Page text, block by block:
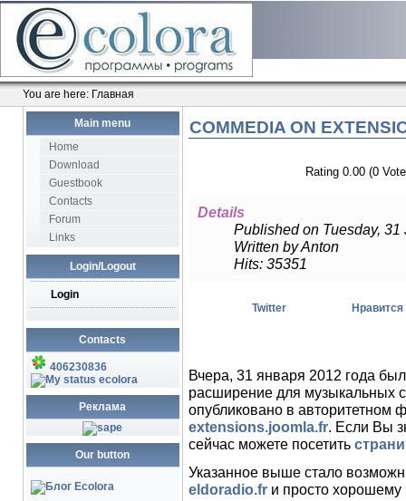
You are here: Главная
Main menu
Home
Download
Guestbook
Contacts
Forum
Links
Login/Logout
Login
Contacts
406230836
ecolora
Реклама
Our button
COMMEDIA ON
Rating 0.00 (0
Details
Published on Tuesday, 31
Written by Anton
Hits: 35351
Twitter Нравится
Вчера, 31 января 2012 года
расширение для музыкальных
опубликовано в авторитетном
extensions.joomla.fr. Если Вы
сейчас можете посетить
Указанное выше стало
eldoradio.fr и просто хорошему